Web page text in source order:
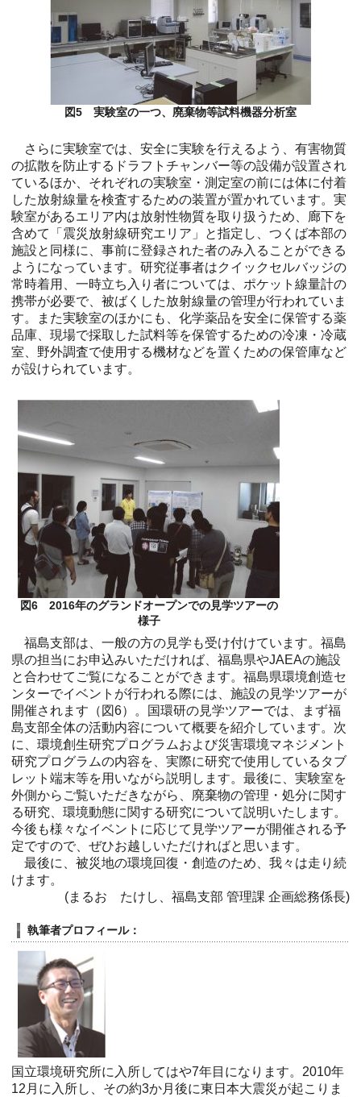
図5 実験室の一つ、廃棄物等試料機器分析室
さらに実験室では、安全に実験を行えるよう、有害物質
の拡散を防止するドラフトチャンバー等の設備が設置され
ているほか、それぞれの実験室・測定室の前には体に付着
した放射線量を検査するための装置が置かれています。実
験室があるエリア内は放射性物質を取り扱うため、廊下を
含めて「震災放射線研究エリア」と指定し、つくば本部の
施設と同様に、事前に登録された者のみ入ることができる
ようになっています。研究従事者はクイックセルバッジの
常時着用、一時立ち入り者については、ポケット線量計の
携帯が必要で、被ばくした放射線量の管理が行われていま
す。また実験室のほかにも、化学薬品を安全に保管する薬
品庫、現場で採取した試料等を保管するための冷凍・冷蔵
室、野外調査で使用する機材などを置くための保管庫など
が設けられています。
図6 2016年のグランドオープンでの見学ツアーの
様子
福島支部は、一般の方の見学も受け付けています。福島
県の担当にお申込みいただければ、福島県やJAEAの施設
と合わせてご覧になることができます。福島県環境創造セ
ンターでイベントが行われる際には、施設の見学ツアーが
開催されます（図6）。国環研の見学ツアーでは、まず福
島支部全体の活動内容について概要を紹介しています。次
に、環境創生研究プログラムおよび災害環境マネジメント
研究プログラムの内容を、実際に研究で使用しているタブ
レット端末等を用いながら説明します。最後に、実験室を
外側からご覧いただきながら、廃棄物の管理・処分に関す
る研究、環境動態に関する研究について説明いたします。
今後も様々なイベントに応じて見学ツアーが開催される予
定ですので、ぜひお越しいただければと思います。
最後に、被災地の環境回復・創造のため、我々は走り続
けます。
(まるお たけし、福島支部 管理課 企画総務係長)
執筆者プロフィール：
国立環境研究所に入所してはや7年目になります。2010年
12月に入所し、その約3か月後に東日本大震災が起こりま